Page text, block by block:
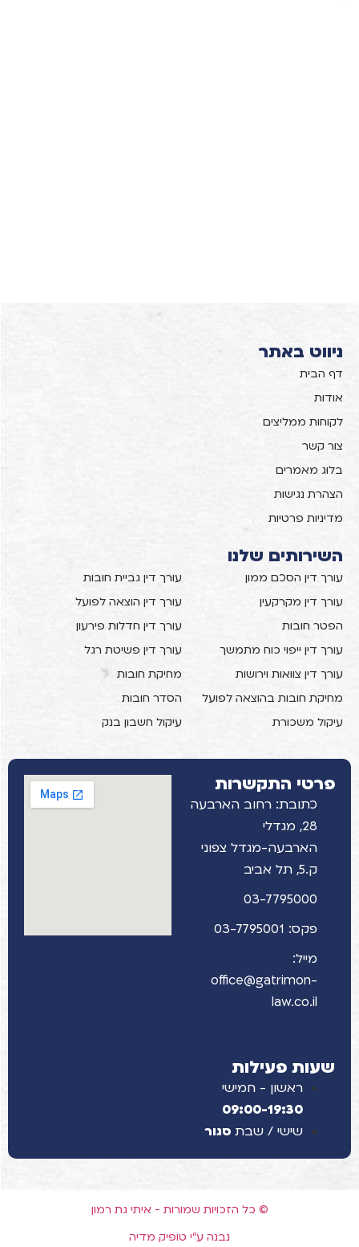
ניווט באתר
דף הבית
אודות
לקוחות ממליצים
צור קשר
בלוג מאמרים
הצהרת נגישות
מדיניות פרטיות
השירותים שלנו
עורך דין הסכם ממון
עורך דין גביית חובות
עורך דין מקרקעין
עורך דין הוצאה לפועל
הפטר חובות
עורך דין חדלות פירעון
עורך דין ייפוי כוח מתמשך
עורך דין פשיטת רגל
עורך דין צוואות וירושות
מחיקת חובות
מחיקת חובות בהוצאה לפועל
הסדר חובות
עיקול משכורת
עיקול חשבון בנק
פרטי התקשרות
כתובת: רחוב הארבעה
28, מגדלי
הארבעה-מגדל צפוני
ק.5, תל אביב
03-7795000
פקס: 03-7795001
מייל:
office@gatrimon-
law.co.il
שעות פעילות
ראשון - חמישי
09:00-19:30
שישי / שבת סגור
© כל הזכויות שמורות - איתי גת רמון
נבנה ע"י טופיק מדיה